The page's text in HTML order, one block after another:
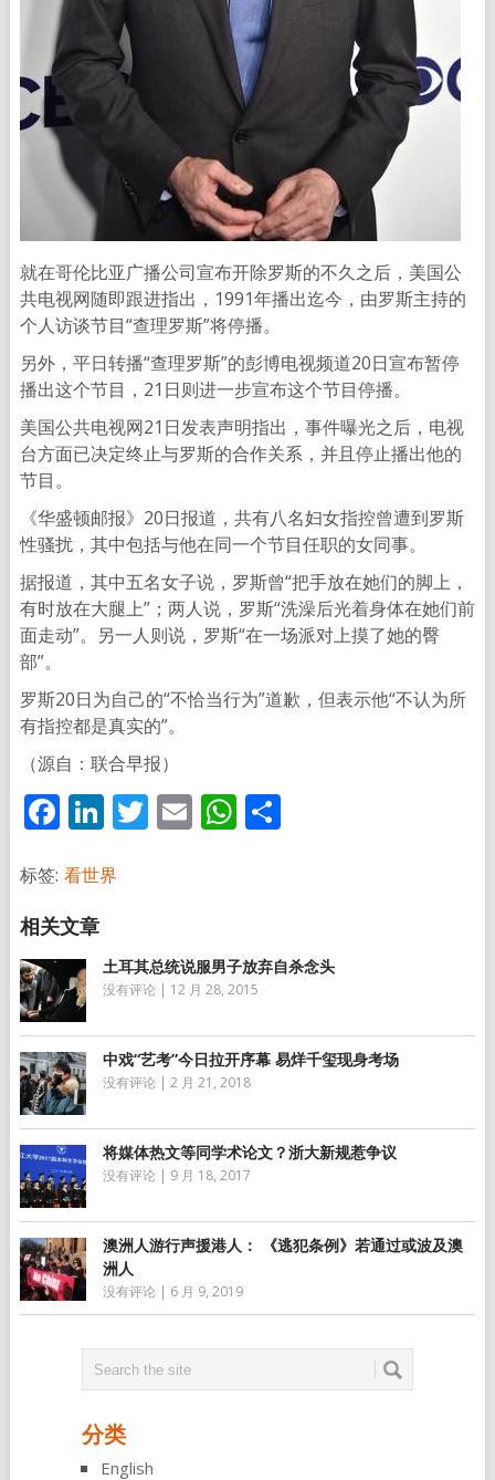
就在哥伦比亚广播公司宣布开除罗斯的不久之后，美国公
共电视网随即跟进指出，1991年播出迄今，由罗斯主持的
个人访谈节目“查理罗斯”将停播。
另外，平日转播“查理罗斯”的彭博电视频道20日宣布暂停
播出这个节目，21日则进一步宣布这个节目停播。
美国公共电视网21日发表声明指出，事件曝光之后，电视
台方面已决定终止与罗斯的合作关系，并且停止播出他的
节目。
《华盛顿邮报》20日报道，共有八名妇女指控曾遭到罗斯
性骚扰，其中包括与他在同一个节目任职的女同事。
据报道，其中五名女子说，罗斯曾“把手放在她们的脚上，
有时放在大腿上”；两人说，罗斯“洗澡后光着身体在她们前
面走动”。另一人则说，罗斯“在一场派对上摸了她的臀
部”。
罗斯20日为自己的“不恰当行为”道歉，但表示他“不认为所
有指控都是真实的”。
（源自：联合早报）
Facebook
LinkedIn
Twitter
EmailWhatsApp
分
标签: 看世界
土耳其总统说服男子放弃自杀念头
没有评论 | 12 月 28, 2015
中戏“艺考”今日拉开序幕 易烊千玺现身考场
没有评论 | 2 月 21, 2018
将媒体热文等同学术论文？浙大新规惹争议
没有评论 | 9 月 18, 2017
澳洲人游行声援港人： 《逃犯条例》若通过或波及澳
洲人
没有评论 | 6 月 9, 2019
分类
English